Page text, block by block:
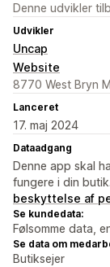
Denne udvikler
Udvikler
Uncap
Website
8770 West Bryn
Lanceret
17. maj 2024
Dataadgang
Denne app skal
fungere i din
beskyttelse af
Se kundedata:
Følsomme data,
Se data om
Butiksejer